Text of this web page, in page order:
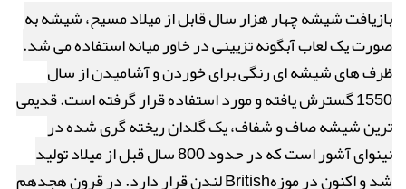
بازیافت شیشه چهار هزار سال قابل از میلاد مسیح، شیشه به
صورت یک لعاب آبگونه تزیینی در خاور میانه استفاده می شد.
ظرف های شیشه ای رنگی برای خوردن و آشامیدن از سال
1550 گسترش یافته و مورد استفاده قرار گرفته است. قدیمی
ترین شیشه صاف و شفاف، یک گلدان ریخته گری شده در
نینوای آشور است که در حدود 800 سال قبل از میلاد تولید
شد و اکنون در موزهBritishلندن قرار دارد. در قرون هجدهم